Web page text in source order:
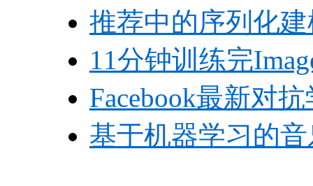
推荐中的序列化建
11分钟训练完
Facebook最新对
基于机器学习的